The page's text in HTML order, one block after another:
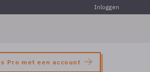
Inloggen
Pro met een account